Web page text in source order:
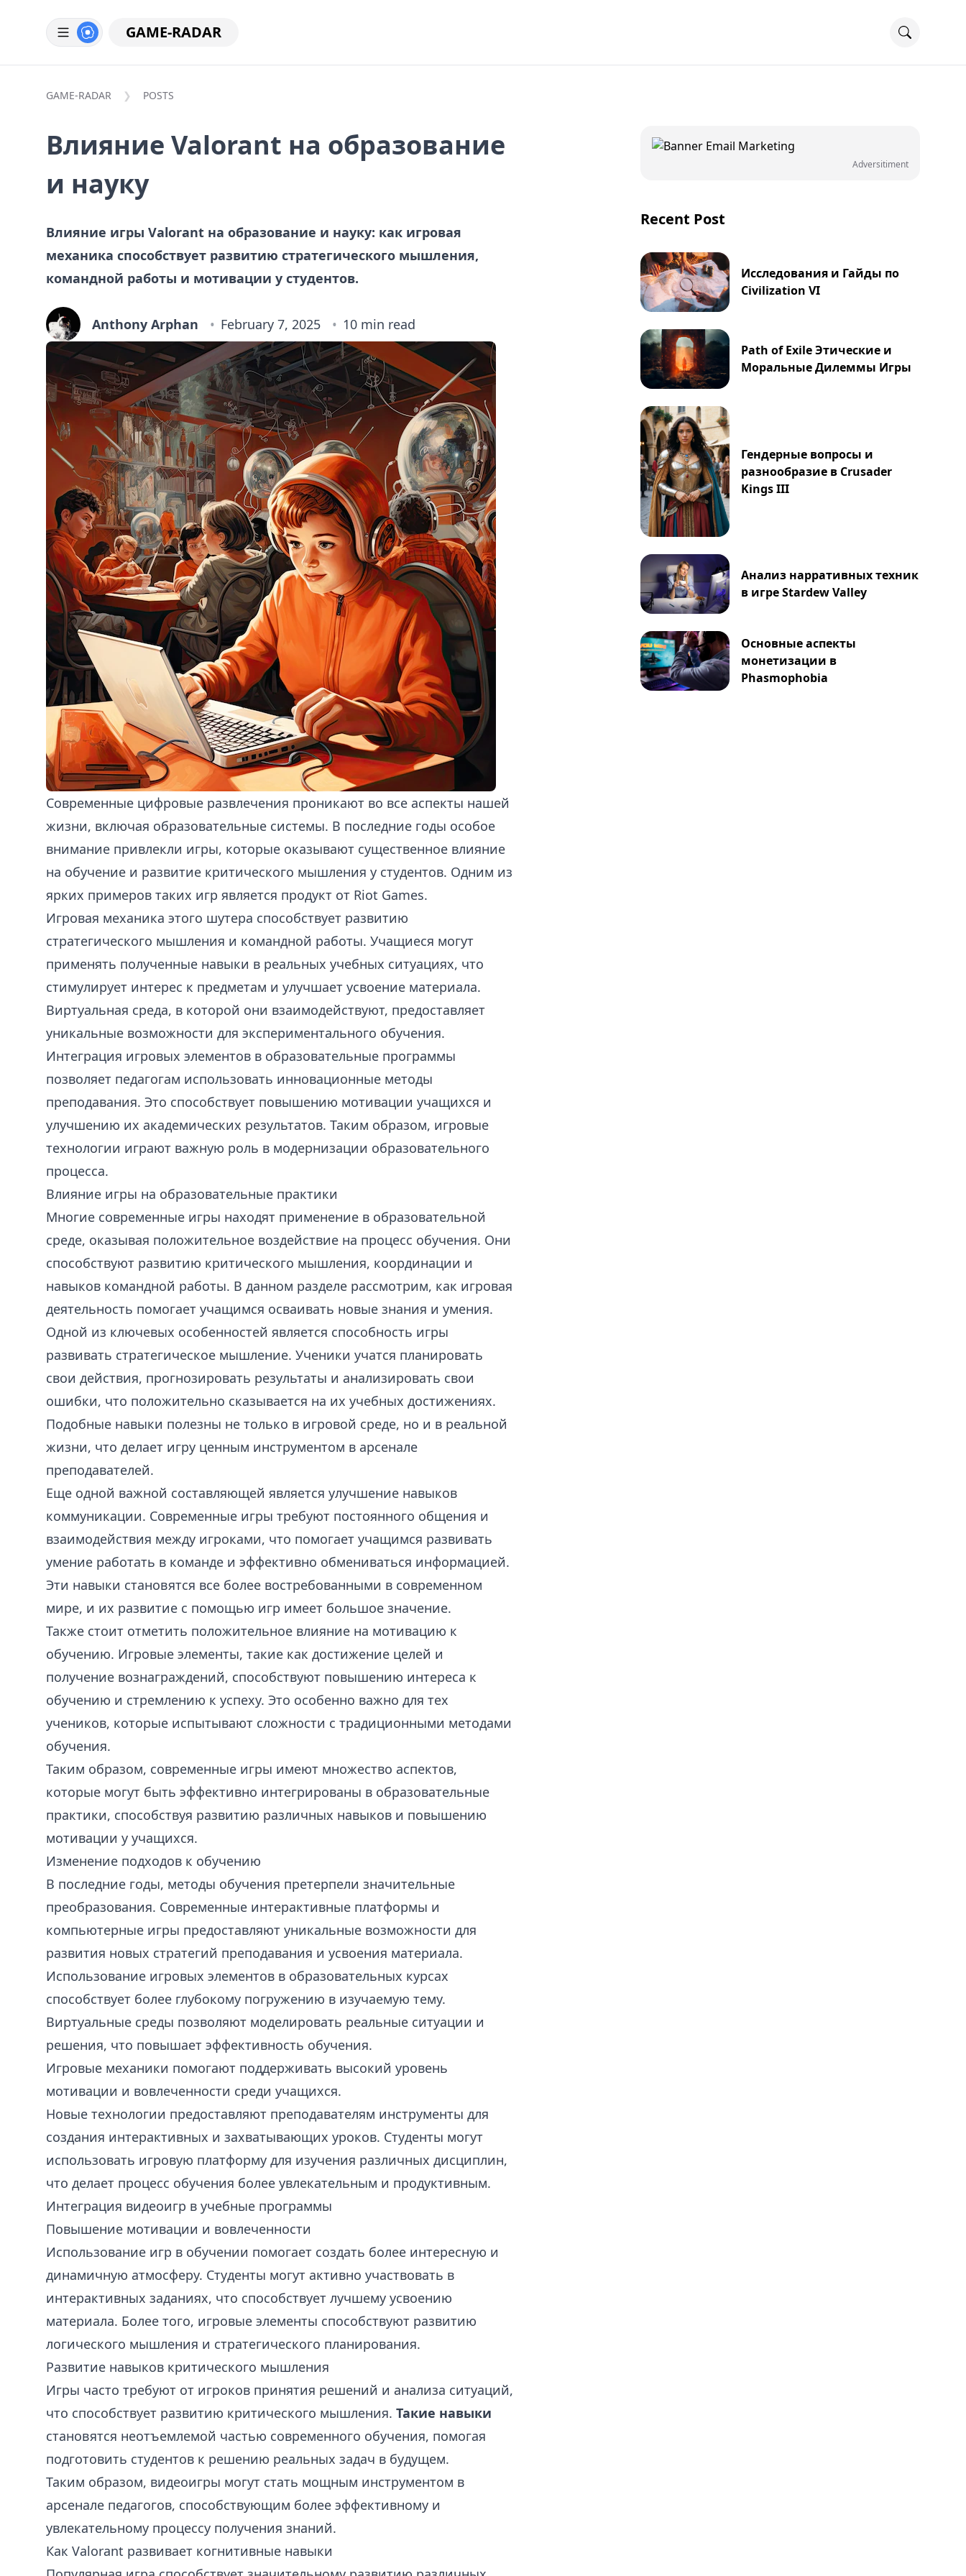
GAME-RADAR
GAME-RADAR POSTS
Влияние Valorant на образование
и науку
Влияние игры Valorant на образование и науку: как игровая
механика способствует развитию стратегического мышления,
командной работы и мотивации у студентов.
Anthony Arphan February 7, 2025 10 min read
Современные цифровые развлечения проникают во все аспекты нашей
жизни, включая образовательные системы. В последние годы особое
внимание привлекли игры, которые оказывают существенное влияние
на обучение и развитие критического мышления у студентов. Одним из
ярких примеров таких игр является продукт от Riot Games.
Игровая механика этого шутера способствует развитию
стратегического мышления и командной работы. Учащиеся могут
применять полученные навыки в реальных учебных ситуациях, что
стимулирует интерес к предметам и улучшает усвоение материала.
Виртуальная среда, в которой они взаимодействуют, предоставляет
уникальные возможности для экспериментального обучения.
Интеграция игровых элементов в образовательные программы
позволяет педагогам использовать инновационные методы
преподавания. Это способствует повышению мотивации учащихся и
улучшению их академических результатов. Таким образом, игровые
технологии играют важную роль в модернизации образовательного
процесса.
Влияние игры на образовательные практики
Многие современные игры находят применение в образовательной
среде, оказывая положительное воздействие на процесс обучения. Они
способствуют развитию критического мышления, координации и
навыков командной работы. В данном разделе рассмотрим, как игровая
деятельность помогает учащимся осваивать новые знания и умения.
Одной из ключевых особенностей является способность игры
развивать стратегическое мышление. Ученики учатся планировать
свои действия, прогнозировать результаты и анализировать свои
ошибки, что положительно сказывается на их учебных достижениях.
Подобные навыки полезны не только в игровой среде, но и в реальной
жизни, что делает игру ценным инструментом в арсенале
преподавателей.
Еще одной важной составляющей является улучшение навыков
коммуникации. Современные игры требуют постоянного общения и
взаимодействия между игроками, что помогает учащимся развивать
умение работать в команде и эффективно обмениваться информацией.
Эти навыки становятся все более востребованными в современном
мире, и их развитие с помощью игр имеет большое значение.
Также стоит отметить положительное влияние на мотивацию к
обучению. Игровые элементы, такие как достижение целей и
получение вознаграждений, способствуют повышению интереса к
обучению и стремлению к успеху. Это особенно важно для тех
учеников, которые испытывают сложности с традиционными методами
обучения.
Таким образом, современные игры имеют множество аспектов,
которые могут быть эффективно интегрированы в образовательные
практики, способствуя развитию различных навыков и повышению
мотивации у учащихся.
Изменение подходов к обучению
В последние годы, методы обучения претерпели значительные
преобразования. Современные интерактивные платформы и
компьютерные игры предоставляют уникальные возможности для
развития новых стратегий преподавания и усвоения материала.
Использование игровых элементов в образовательных курсах
способствует более глубокому погружению в изучаемую тему.
Виртуальные среды позволяют моделировать реальные ситуации и
решения, что повышает эффективность обучения.
Игровые механики помогают поддерживать высокий уровень
мотивации и вовлеченности среди учащихся.
Новые технологии предоставляют преподавателям инструменты для
создания интерактивных и захватывающих уроков. Студенты могут
использовать игровую платформу для изучения различных дисциплин,
что делает процесс обучения более увлекательным и продуктивным.
Интеграция видеоигр в учебные программы
Повышение мотивации и вовлеченности
Использование игр в обучении помогает создать более интересную и
динамичную атмосферу. Студенты могут активно участвовать в
интерактивных заданиях, что способствует лучшему усвоению
материала. Более того, игровые элементы способствуют развитию
логического мышления и стратегического планирования.
Развитие навыков критического мышления
Игры часто требуют от игроков принятия решений и анализа ситуаций,
что способствует развитию критического мышления. Такие навыки
становятся неотъемлемой частью современного обучения, помогая
подготовить студентов к решению реальных задач в будущем.
Таким образом, видеоигры могут стать мощным инструментом в
арсенале педагогов, способствующим более эффективному и
увлекательному процессу получения знаний.
Как Valorant развивает когнитивные навыки
Adversitiment
Recent Post
Исследования и Гайды по
Civilization VI
Path of Exile Этические и
Моральные Дилеммы Игры
Гендерные вопросы и
разнообразие в Crusader
Kings III
Анализ нарративных техник
в игре Stardew Valley
Основные аспекты
монетизации в
Phasmophobia